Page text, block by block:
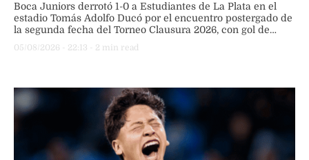
Boca Juniors derrotó 1-0 a Estudiantes de La Plata en el
estadio Tomás Adolfo Ducó por el encuentro postergado de
la segunda fecha del Torneo Clausura 2026, con gol de
05/08/2026 - 22:13 - 2 min read